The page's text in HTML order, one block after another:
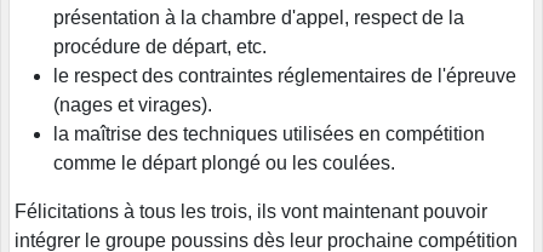
présentation à la chambre d'appel, respect de la
procédure de départ, etc.
le respect des contraintes réglementaires de l'épreuve
(nages et virages).
la maîtrise des techniques utilisées en compétition
comme le départ plongé ou les coulées.
Félicitations à tous les trois, ils vont maintenant pouvoir
intégrer le groupe poussins dès leur prochaine compétition